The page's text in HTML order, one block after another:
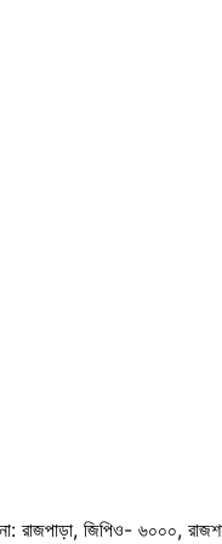
রাজপাড়া, জিপিও- ৬০০০,